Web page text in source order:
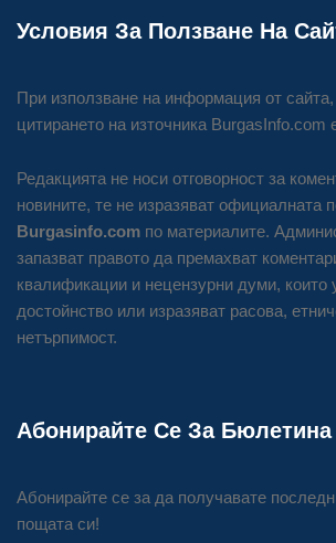
Условия За Ползване На
При използване на информация от сайта,
цитирането на източника BurgasInfo.com
Редакцията не носи отговорност за
новините, те не изразяват официалната
Burgasinfo.com по материалите.
запазват правото да премахват
квалификации и нецензурни думи, които
достойнство или изразяват расова,
нетърпимост.
Абонирайте Се За
Абонирайте се за да получавате
пощата си!